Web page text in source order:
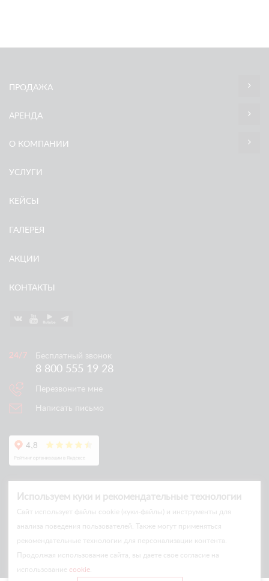
© Arlift 2026
All rights reserved
ПРОДАЖА
АРЕНДА
О КОМПАНИИ
УСЛУГИ
КЕЙСЫ
ГАЛЕРЕЯ
АКЦИИ
КОНТАКТЫ
Бесплатный звонок
8 800 555 19 28
Перезвоните мне
Написать письмо
Используем куки и рекомендательные технологии
Cайт использует файлы cookie (куки-файлы) и инструменты для
анализа поведения пользователей. Также могут применяться
рекомендательные технологии для персонализации контента.
Продолжая использование сайта, вы даете свое согласие на
использование cookie